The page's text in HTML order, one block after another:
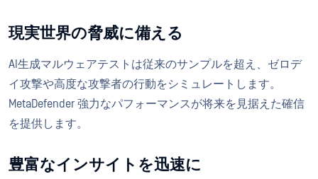
現実世界の脅威に備える
AI生成マルウェアテストは従来のサンプルを超え、ゼロデ
イ攻撃や高度な攻撃者の行動をシミュレートします。
MetaDefender 強力なパフォーマンスが将来を見据えた確信
を提供します。
豊富なインサイトを迅速に